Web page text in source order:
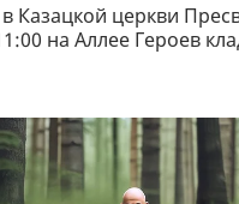
Казацкой церкви
на Аллее Героев